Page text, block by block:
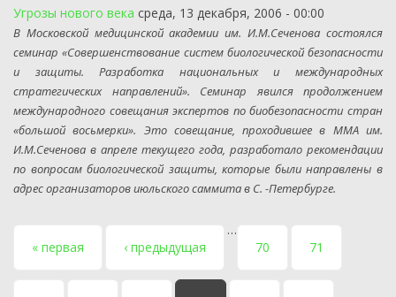
Угрозы нового века среда, 13 декабря, 2006 - 00:00
В Московской медицинской академии им. И.М.Сеченова состоялся
семинар «Совершенствование систем биологической безопасности
и защиты. Разработка национальных и международных
стратегических направлений». Семинар явился продолжением
международного совещания экспертов по биобезопасности стран
«большой восьмерки». Это совещание, проходившее в ММА им.
И.М.Сеченова в апреле текущего года, разработало рекомендации
по вопросам биологической защиты, которые были направлены в
адрес организаторов июльского саммита в С. -Петербурге.
« первая ‹ предыдущая
…
70
71